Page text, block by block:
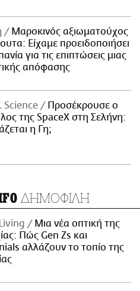
Μαροκινός αξιωματούχος
Είχαμε προειδοποιήσει
για τις επιπτώσεις μιας
απόφασης
Science
Προσέκρουσε ο
της SpaceX στη Σελήνη:
η Γη;
ΔΗΜΟΦΙΛΗ
Μια νέα οπτική της
Πώς Gen Zs και
αλλάζουν το τοπίο της